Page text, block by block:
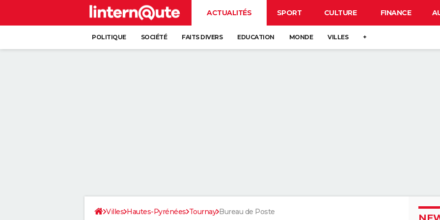
ACTUALITÉS SPORT CULTURE FINANCE
POLITIQUE SOCIÉTÉ FAITS DIVERS EDUCATION MONDE VILLES +
Villes Hautes-Pyrénées Tournay Bureau de Poste